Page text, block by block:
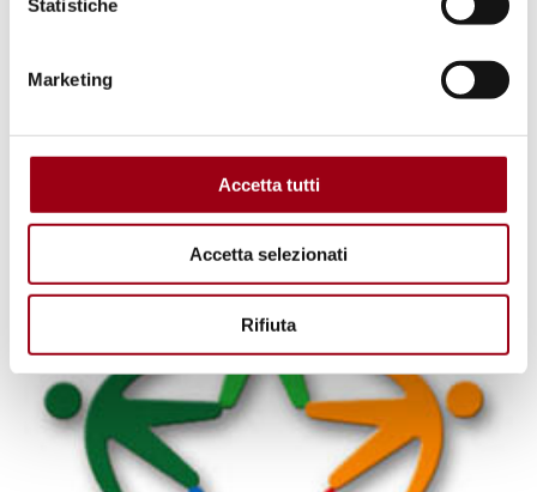
Statistiche
Marketing
Accetta tutti
Accetta selezionati
Rifiuta
SERVIZIO CIVILE
Bando 2013/2014 Servizio Civile
Nazionale: i progetti
dell'Università di Padova e del
Centro Diritti Umani